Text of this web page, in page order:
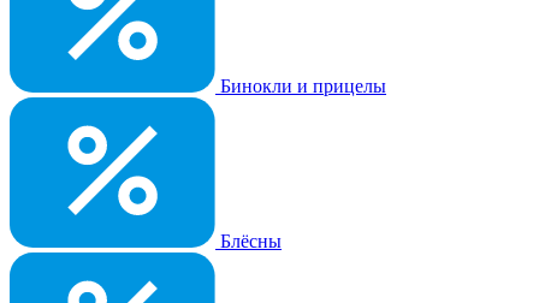
Бинокли и прицелы
Блёсны